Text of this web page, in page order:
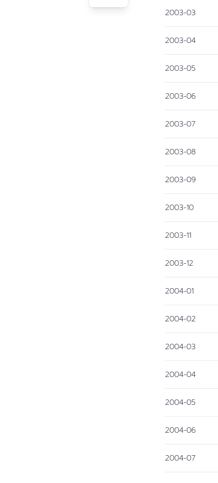
2003-03
2003-04
2003-05
2003-06
2003-07
2003-08
2003-09
2003-10
2003-11
2003-12
2004-01
2004-02
2004-03
2004-04
2004-05
2004-06
2004-07